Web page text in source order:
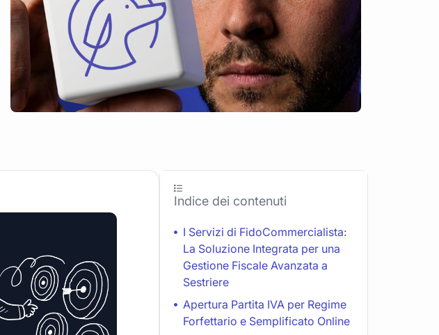
Indice dei contenuti
I Servizi di FidoCommercialista:
La Soluzione Integrata per una
Gestione Fiscale Avanzata a
Sestriere
Apertura Partita IVA per Regime
Forfettario e Semplificato Online